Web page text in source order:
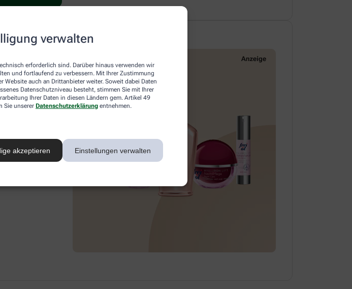
verwalten
erforderlich sind. Darüber hinaus verwenden wir
und fortlaufend zu verbessern. Mit Ihrer Zustimmung
auch an Drittanbieter weiter. Soweit dabei Daten
Datenschutzniveau besteht, stimmen Sie mit Ihrer
Ihrer Daten in diesen Ländern gem. Artikel 49
Sie unserer Datenschutzerklärung entnehmen.
akzeptieren Einstellungen verwalten
Die